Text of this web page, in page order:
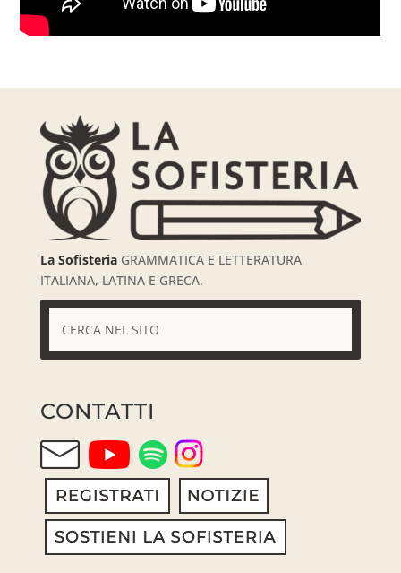
La SofisteriaGRAMMATICA E LETTERATURA
ITALIANA, LATINA E GRECA.
CONTATTI